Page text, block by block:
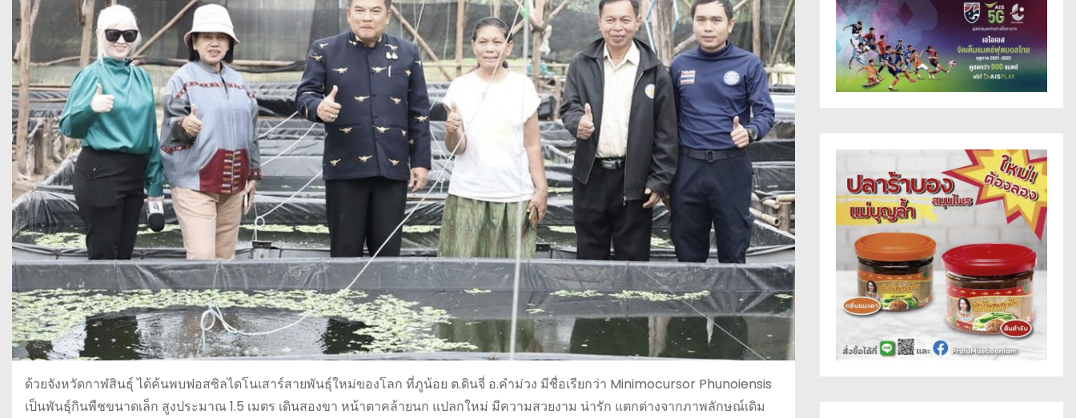
ด้วยจังหวัดกาฬสินธุ์ ได้ค้นพบฟอสซิลไดโนเสาร์สายพันธุ์ใหม่ของโลก ที่ภูน้อย ต.ดินจี่ อ.คำม่วง มีชื่อเรียกว่า Minimocursor Phunoiensis
เป็นพันธุ์กินพืชขนาดเล็ก สูงประมาณ 1.5 เมตร เดินสองขา หน้าตาคล้ายนก แปลกใหม่ มีความสวยงาม น่ารัก แตกต่างจากภาพลักษณ์เดิม